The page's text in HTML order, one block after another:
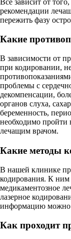
рекомендации
пережить фазу
Какие
В зависимости от
при кодировании,
проблемы с
декомпенсации,
органов слуха,
беременность,
необходимо пройти
лечащим врачом.
Какие методы
В нашей клинике
кодирования. К ним
медикаментозное
лазерное
информацию можно
Как проходит